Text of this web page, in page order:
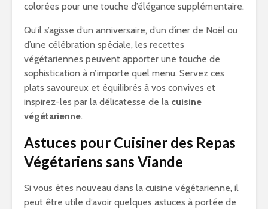
colorées pour une touche d’élégance supplémentaire.
Qu’il s’agisse d’un anniversaire, d’un dîner de Noël ou
d’une célébration spéciale, les recettes
végétariennes peuvent apporter une touche de
sophistication à n’importe quel menu. Servez ces
plats savoureux et équilibrés à vos convives et
inspirez-les par la délicatesse de la cuisine
végétarienne.
Astuces pour Cuisiner des Repas
Végétariens sans Viande
Si vous êtes nouveau dans la cuisine végétarienne, il
peut être utile d’avoir quelques astuces à portée de